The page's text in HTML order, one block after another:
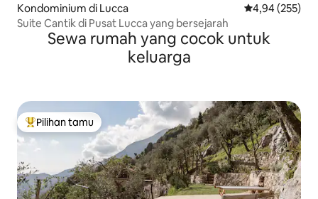
Kondominium di Lucca Nilai rata-rata
4,94 (255)
Suite Cantik di Pusat Lucca yang bersejarah
Sewa rumah yang cocok untuk
keluarga
Pilihan tamu terpopuler
Pilihan tamu